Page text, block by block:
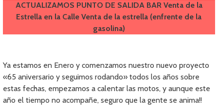
ACTUALIZAMOS PUNTO DE SALIDA BAR Venta de la
Estrella en la Calle Venta de la estrella (enfrente de la
gasolina)
Ya estamos en Enero y comenzamos nuestro nuevo proyecto
«65 aniversario y seguimos rodando» todos los años sobre
estas fechas, empezamos a calentar las motos, y aunque este
año el tiempo no acompañe, seguro que la gente se anima!!